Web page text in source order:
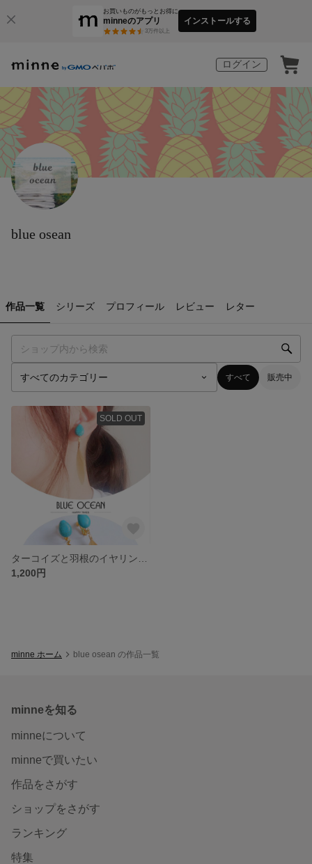
お買いものがもっとお得に
minneのアプリ
3万件以上
インストールする
ログイン
blue osean
作品一覧 シリーズ プロフィール レビュー レター
すべて 販売中
SOLD OUT
1,200円
minne ホーム blue osean の作品一覧
minneを知る
minneについて
minneで買いたい
作品をさがす
ショップをさがす
ランキング
特集